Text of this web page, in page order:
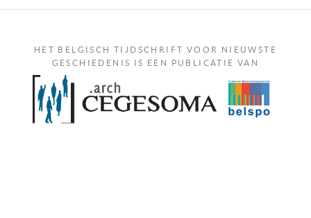
HET BELGISCH TIJDSCHRIFT VOOR NIEUWSTE
GESCHIEDENIS IS EEN PUBLICATIE VAN